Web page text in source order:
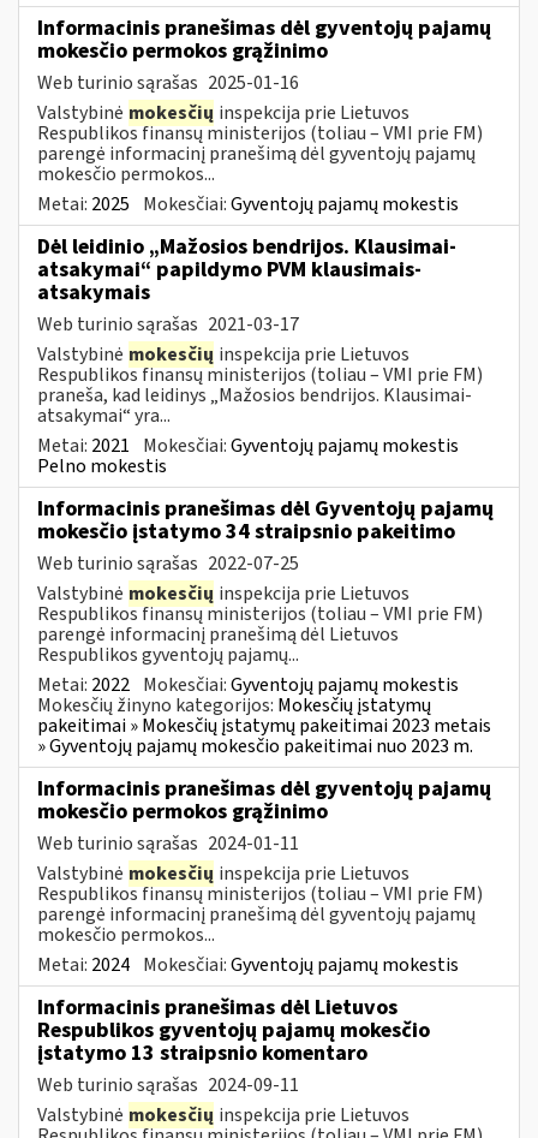
Informacinis pranešimas dėl gyventojų pajamų
mokesčio permokos grąžinimo
Web turinio sąrašas 2025-01-16
Valstybinė mokesčių inspekcija prie Lietuvos
Respublikos finansų ministerijos (toliau – VMI prie FM)
parengė informacinį pranešimą dėl gyventojų pajamų
mokesčio permokos...
Metai: 2025 Mokesčiai:Gyventojų pajamų mokestis
Dėl leidinio „Mažosios bendrijos. Klausimai-
atsakymai“ papildymo PVM klausimais-
atsakymais
Web turinio sąrašas 2021-03-17
Valstybinė mokesčių inspekcija prie Lietuvos
Respublikos finansų ministerijos (toliau – VMI prie FM)
praneša, kad leidinys „Mažosios bendrijos. Klausimai-
atsakymai“ yra...
Metai: 2021 Mokesčiai:Gyventojų pajamų mokestis
Pelno mokestis
Informacinis pranešimas dėl Gyventojų pajamų
mokesčio įstatymo 34 straipsnio pakeitimo
Web turinio sąrašas 2022-07-25
Valstybinė mokesčių inspekcija prie Lietuvos
Respublikos finansų ministerijos (toliau – VMI prie FM)
parengė informacinį pranešimą dėl Lietuvos
Respublikos gyventojų pajamų...
Metai: 2022 Mokesčiai:Gyventojų pajamų mokestis
Mokesčių žinyno kategorijos: Mokesčių įstatymų
pakeitimai » Mokesčių įstatymų pakeitimai 2023 metais
» Gyventojų pajamų mokesčio pakeitimai nuo 2023 m.
Informacinis pranešimas dėl gyventojų pajamų
mokesčio permokos grąžinimo
Web turinio sąrašas 2024-01-11
Valstybinė mokesčių inspekcija prie Lietuvos
Respublikos finansų ministerijos (toliau – VMI prie FM)
parengė informacinį pranešimą dėl gyventojų pajamų
mokesčio permokos...
Metai: 2024 Mokesčiai:Gyventojų pajamų mokestis
Informacinis pranešimas dėl Lietuvos
Respublikos gyventojų pajamų mokesčio
įstatymo 13 straipsnio komentaro
Web turinio sąrašas 2024-09-11
Valstybinė mokesčių inspekcija prie Lietuvos